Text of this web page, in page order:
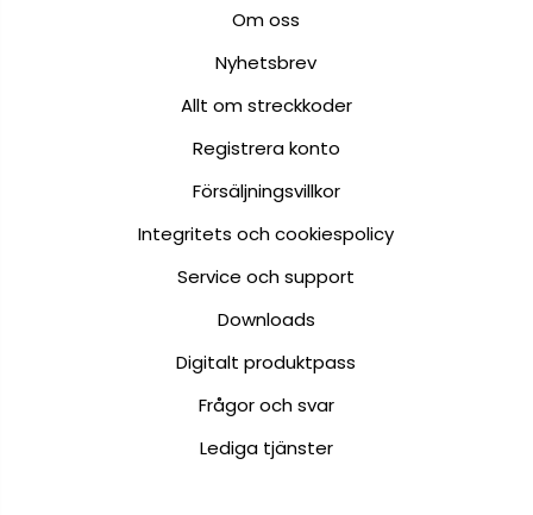
Om oss
Nyhetsbrev
Allt om streckkoder
Registrera konto
Försäljningsvillkor
Integritets och cookiespolicy
Service och support
Downloads
Digitalt produktpass
Frågor och svar
Lediga tjänster